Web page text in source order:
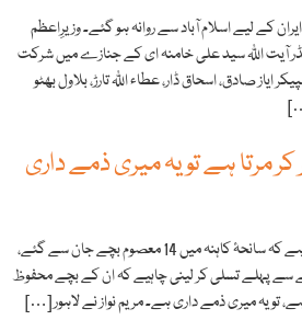
شریف 1 روزہ دورۂ ایران کے لیے اسلام آباد سے روانہ ہو گئے۔ وزیرِاعظم
آیت اللّٰہ سید علی خامنہ ای کے جنازے میں شرکت
ایاز صادق، اسحاق ڈار، عطاء اللّٰہ تارڑ، بلاول بھٹو
مرتا ہے تو یہ میری ذمے داری
وزیرِ اعلیٰ پنجاب مریم نواز نے کہا ہے کہ سانحۂ کاہنہ میں 14 معصوم بچے جان سے گئے،
سے پہلے تسلی کر لینی چاہیے کہ ان کے بچے محفوظ
تو یہ میری ذمے داری ہے۔ مریم نواز نے لاہور […]